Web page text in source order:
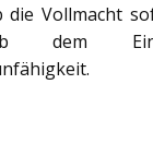
die Vollmacht
dem